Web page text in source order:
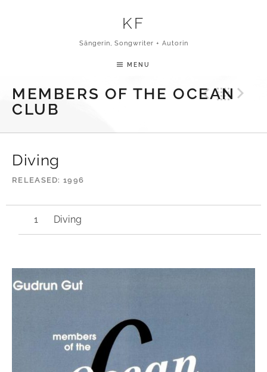
KF
Sängerin, Songwriter + Autorin
MENU
MEMBERS OF THE OCEAN
CLUB
Diving
RELEASED 1996
Diving